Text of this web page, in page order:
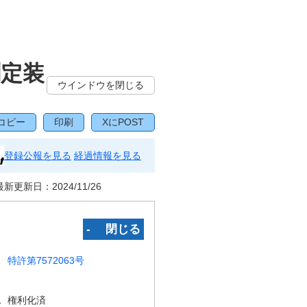
装
ウインドウを閉じる
ピー 印刷 XにPOST
登録公報を見る 経過情報を見る
新更新日： 2024/11/26
‐ 閉じる
特許第7572063号
権利化済